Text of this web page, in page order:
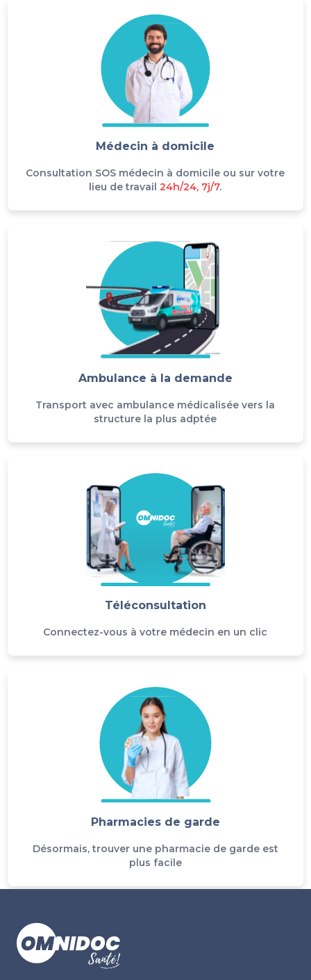
Médecin à domicile
Consultation SOS médecin à domicile ou sur votre
lieu de travail 24h/24, 7j/7.
Ambulance à la demande
Transport avec ambulance médicalisée vers la
structure la plus adptée
Téléconsultation
Connectez-vous à votre médecin en un clic
Pharmacies de garde
Désormais, trouver une pharmacie de garde est
plus facile